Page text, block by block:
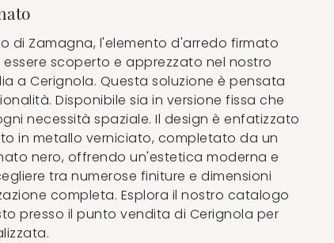
di Zamagna, l'elemento d'arredo firmato
scoperto e apprezzato nel nostro
a Cerignola. Questa soluzione è pensata
Disponibile sia in versione fissa che
necessità spaziale. Il design è enfatizzato
in metallo verniciato, completato da un
nero, offrendo un'estetica moderna e
tra numerose finiture e dimensioni
completa. Esplora il nostro catalogo
presso il punto vendita di Cerignola per